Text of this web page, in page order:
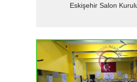
Detaylar
Eskişehir Salon